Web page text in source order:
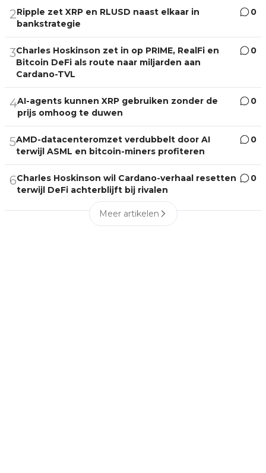
2Ripple zet XRP en RLUSD naast elkaar in
bankstrategie
0
3Charles Hoskinson zet in op PRIME, RealFi en
Bitcoin DeFi als route naar miljarden aan
Cardano-TVL
0
4AI-agents kunnen XRP gebruiken zonder de
prijs omhoog te duwen
0
5AMD-datacenteromzet verdubbelt door AI
terwijl ASML en bitcoin-miners profiteren
0
6Charles Hoskinson wil Cardano-verhaal resetten
terwijl DeFi achterblijft bij rivalen
0
Meer artikelen